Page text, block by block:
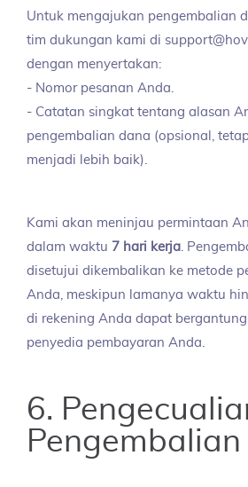
Untuk mengajukan pengembalian
tim dukungan kami di
dengan menyertakan:
- Nomor pesanan Anda.
- Catatan singkat tentang alasan
pengembalian dana (opsional,
menjadi lebih baik).
Kami akan meninjau permintaan
dalam waktu 7 hari kerja .
disetujui dikembalikan ke metode
Anda, meskipun lamanya waktu
di rekening Anda dapat
penyedia pembayaran Anda.
6.